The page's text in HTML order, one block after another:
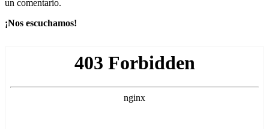
un comentario.
¡Nos escuchamos!